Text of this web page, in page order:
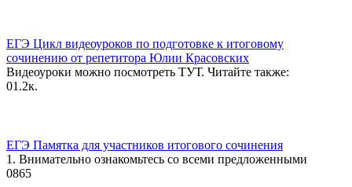
ЕГЭ Цикл видеоуроков по подготовке к итоговому
сочинению от репетитора Юлии Красовских
Видеоуроки можно посмотреть ТУТ. Читайте также:
01.2к.
ЕГЭ Памятка для участников итогового сочинения
1. Внимательно ознакомьтесь со всеми предложенными
0865